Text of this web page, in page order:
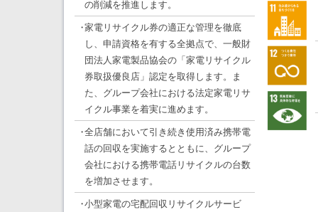
の削減を推進します。
・家電リサイクル券の適正な管理を徹底
し、申請資格を有する全拠点で、一般財
団法人家電製品協会の「家電リサイクル
券取扱優良店」認定を取得します。ま
た、グループ会社における法定家電リサ
イクル事業を着実に進めます。
・全店舗において引き続き使用済み携帯電
話の回収を実施するとともに、グループ
会社における携帯電話リサイクルの台数
を増加させます。
・小型家電の宅配回収リサイクルサービ